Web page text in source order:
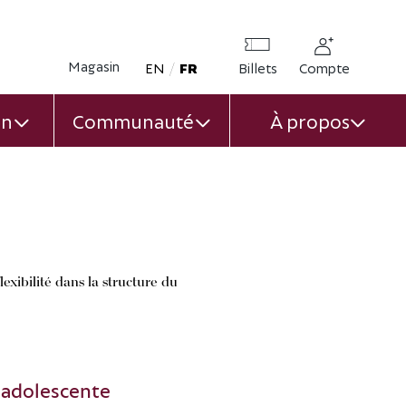
Magasin Opens in new window
EN FR Billets Compte
EXPAND CHILD MENU
CommunautéEXPAND CHILD MENU
À propos
dans la structure du